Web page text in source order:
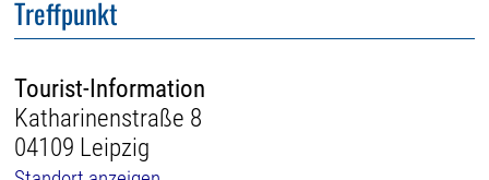
Treffpunkt
Tourist-Information
Katharinenstraße 8
04109 Leipzig